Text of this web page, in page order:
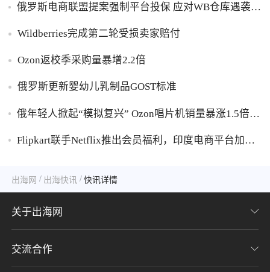
俄罗斯电商联盟提案强制平台投保 应对WB仓库遇袭卖
Wildberries完成第二轮受损卖家赔付
Ozon返校季采购量暴增2.2倍
俄罗斯更新婴幼儿乳制品GOST标准
俄年轻人掀起“模拟复兴” Ozon唱片机销量暴涨1.5倍黑
Flipkart联手Netflix推出会员福利，印度电商平台加码
出海网 / 出海快讯 / 快讯详情
关于出海网
关于我们
交流合作